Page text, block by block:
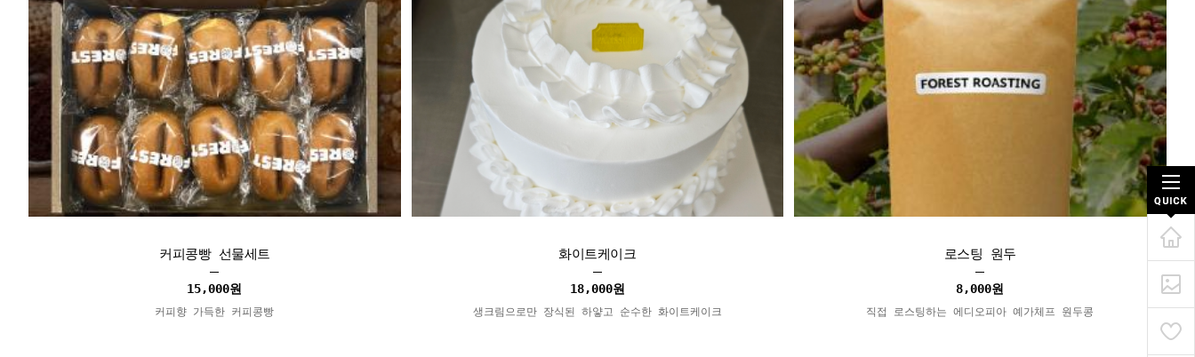
커피콩빵 선물세트
15,000원
커피향 가득한 커피콩빵
화이트케이크
18,000원
생크림으로만 장식된 하얗고 순수한 화이트케이크
로스팅 원두
8,000원
직접 로스팅하는 에디오피아 예가체프 원두콩